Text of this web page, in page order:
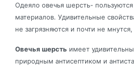
Одеяло овечья шерсть-
материалов. Удивительные
не загрязняются и почти не
Овечья шерсть имеет
природным антисептиком и